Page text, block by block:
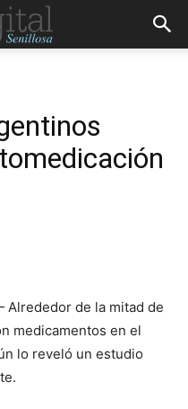
de la mitad de
medicamentos en el
lo reveló un estudio